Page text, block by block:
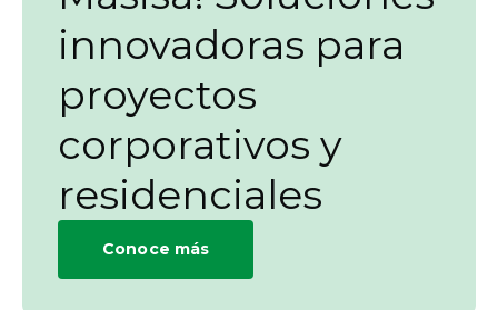
innovadoras para
proyectos
corporativos y
residenciales
Conoce más